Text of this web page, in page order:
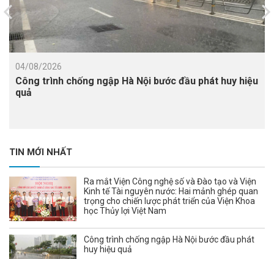
04/08/2026
Công trình chống ngập Hà Nội bước đầu phát huy hiệu
quả
TIN MỚI NHẤT
Ra mắt Viện Công nghệ số và Đào tạo và Viện
Kinh tế Tài nguyên nước: Hai mảnh ghép quan
trọng cho chiến lược phát triển của Viện Khoa
học Thủy lợi Việt Nam
Công trình chống ngập Hà Nội bước đầu phát
huy hiệu quả